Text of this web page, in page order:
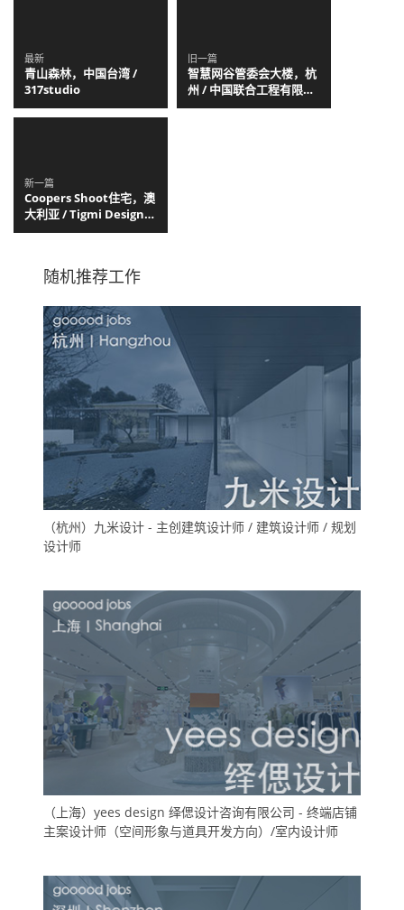
最新
青山森林，中国台湾 /
317studio
旧一篇
智慧网谷管委会大楼，杭
州 / 中国联合工程有限公
司
新一篇
Coopers Shoot住宅，澳
大利亚 / Tigmi Design
Studio + Polly
随机推荐工作
（杭州）九米设计 - 主创建筑设计师 / 建筑设计师 / 规划
设计师
（上海）yees design 绎偲设计咨询有限公司 - 终端店铺
主案设计师（空间形象与道具开发方向）/室内设计师